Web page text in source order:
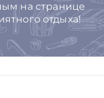
на странице
отдыха!